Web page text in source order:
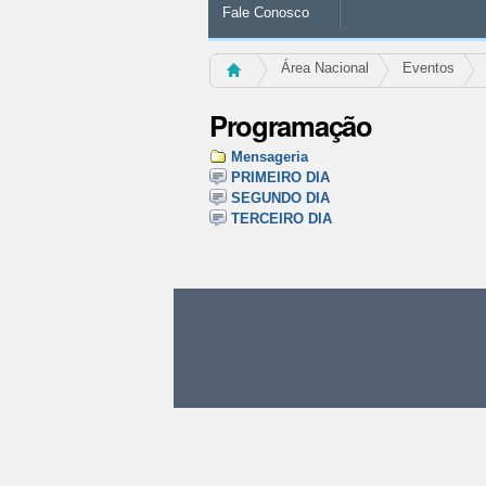
Fale Conosco
Área Nacional Eventos
Programação
Mensageria
PRIMEIRO DIA
SEGUNDO DIA
TERCEIRO DIA
documento